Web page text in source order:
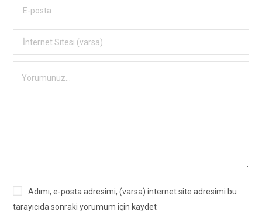
Adımı, e-posta adresimi, (varsa) internet site adresimi bu
tarayıcıda sonraki yorumum için kaydet